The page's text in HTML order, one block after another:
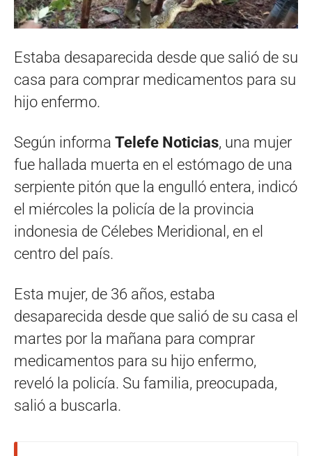
Estaba desaparecida desde que salió de su
casa para comprar medicamentos para su
hijo enfermo.
Según informa Telefe Noticias, una mujer
fue hallada muerta en el estómago de una
serpiente pitón que la engulló entera, indicó
el miércoles la policía de la provincia
indonesia de Célebes Meridional, en el
centro del país.
Esta mujer, de 36 años, estaba
desaparecida desde que salió de su casa el
martes por la mañana para comprar
medicamentos para su hijo enfermo,
reveló la policía. Su familia, preocupada,
salió a buscarla.